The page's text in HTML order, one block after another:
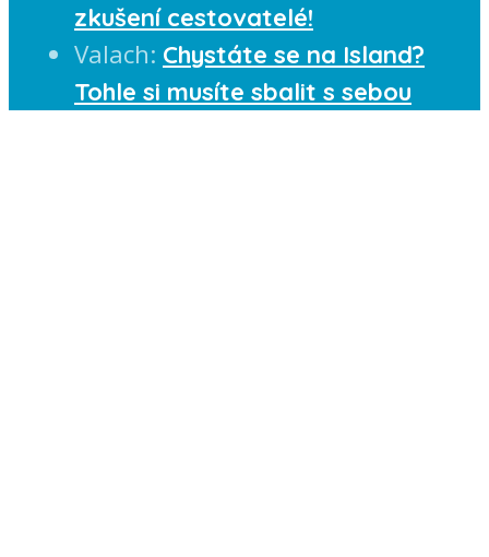
zkušení cestovatelé!
Valach: Chystáte se na Island?
Tohle si musíte sbalit s sebou